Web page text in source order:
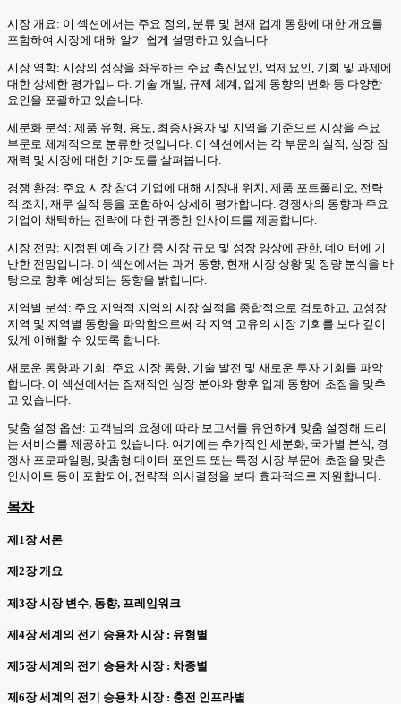
시장 개요: 이 섹션에서는 주요 정의, 분류 및 현재 업계 동향에 대한 개요를
포함하여 시장에 대해 알기 쉽게 설명하고 있습니다.
시장 역학: 시장의 성장을 좌우하는 주요 촉진요인, 억제요인, 기회 및 과제에
대한 상세한 평가입니다. 기술 개발, 규제 체계, 업계 동향의 변화 등 다양한
요인을 포괄하고 있습니다.
세분화 분석: 제품 유형, 용도, 최종사용자 및 지역을 기준으로 시장을 주요
부문로 체계적으로 분류한 것입니다. 이 섹션에서는 각 부문의 실적, 성장 잠
재력 및 시장에 대한 기여도를 살펴봅니다.
경쟁 환경: 주요 시장 참여 기업에 대해 시장내 위치, 제품 포트폴리오, 전략
적 조치, 재무 실적 등을 포함하여 상세히 평가합니다. 경쟁사의 동향과 주요
기업이 채택하는 전략에 대한 귀중한 인사이트를 제공합니다.
시장 전망: 지정된 예측 기간 중 시장 규모 및 성장 양상에 관한, 데이터에 기
반한 전망입니다. 이 섹션에서는 과거 동향, 현재 시장 상황 및 정량 분석을 바
탕으로 향후 예상되는 동향을 밝힙니다.
지역별 분석: 주요 지역적 지역의 시장 실적을 종합적으로 검토하고, 고성장
지역 및 지역별 동향을 파악함으로써 각 지역 고유의 시장 기회를 보다 깊이
있게 이해할 수 있도록 합니다.
새로운 동향과 기회: 주요 시장 동향, 기술 발전 및 새로운 투자 기회를 파악
합니다. 이 섹션에서는 잠재적인 성장 분야와 향후 업계 동향에 초점을 맞추
고 있습니다.
맞춤 설정 옵션: 고객님의 요청에 따라 보고서를 유연하게 맞춤 설정해 드리
는 서비스를 제공하고 있습니다. 여기에는 추가적인 세분화, 국가별 분석, 경
쟁사 프로파일링, 맞춤형 데이터 포인트 또는 특정 시장 부문에 초점을 맞춘
인사이트 등이 포함되어, 전략적 의사결정을 보다 효과적으로 지원합니다.
목차
제1장 서론
제2장 개요
제3장 시장 변수, 동향, 프레임워크
제4장 세계의 전기 승용차 시장 : 유형별
제5장 세계의 전기 승용차 시장 : 차종별
제6장 세계의 전기 승용차 시장 : 충전 인프라별